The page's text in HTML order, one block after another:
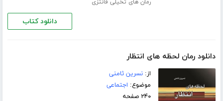
رمان های تخیلی فانتزی
دانلود کتاب
دانلود رمان لحظه های انتظار
از:نسرین ثامنی
موضوع: اجتماعی
۲۴۰ صفحه